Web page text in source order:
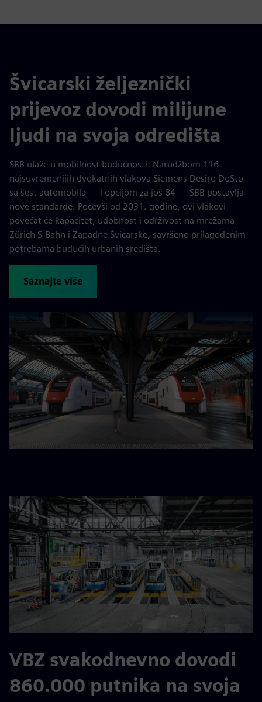
Švicarski željeznički
prijevoz dovodi milijune
ljudi na svoja odredišta
SBB ulaže u mobilnost budućnosti: Narudžbom 116
najsuvremenijih dvokatnih vlakova Siemens Desiro DoSto
sa šest automobila — i opcijom za još 84 — SBB postavlja
nove standarde. Počevši od 2031. godine, ovi vlakovi
povećat će kapacitet, udobnost i održivost na mrežama
Zürich S-Bahn i Zapadne Švicarske, savršeno prilagođenim
potrebama budućih urbanih središta.
Saznajte više
VBZ svakodnevno dovodi
860.000 putnika na svoja